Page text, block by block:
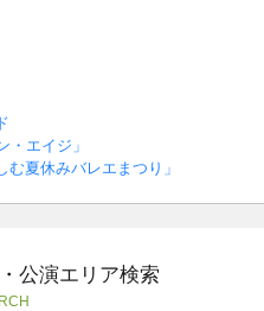
・エイジ」
夏休みバレエまつり」
公演エリア検索